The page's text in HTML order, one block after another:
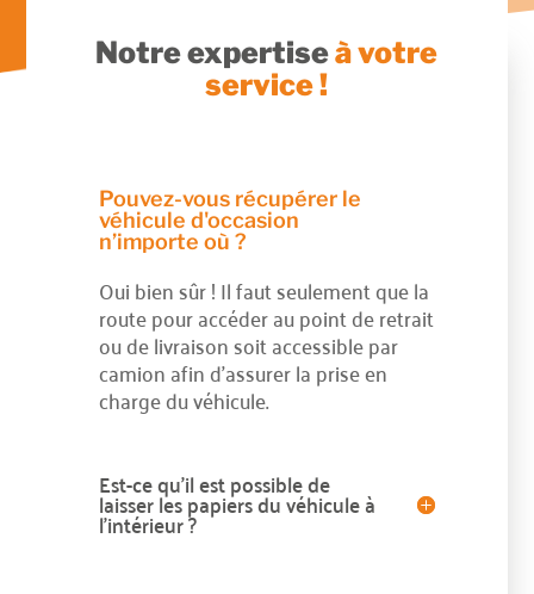
Notre expertiseà votre
service !
Pouvez-vous récupérer le
véhicule d'occasion
n’importe où ?
Oui bien sûr ! Il faut seulement que la
route pour accéder au point de retrait
ou de livraison soit accessible par
camion afin d’assurer la prise en
charge du véhicule.
Est-ce qu’il est possible de
laisser les papiers du véhicule à
l’intérieur ?